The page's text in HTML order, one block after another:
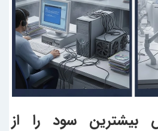
بیشترین سود را از